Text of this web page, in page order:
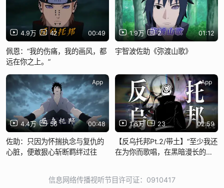
4.9万 42 00:49
佩恩：“我的伤痛，我的画风，都
远在你之上。”
1.9万 2 01:12
宇智波佐助《弥渡山歌》
4.4万 56 00:48
App
佐助：只因为怀揣执念与复仇的
心脏，便敢狠心斩断羁绊过往
1.6万 23 02:59
App
【反乌托邦Pt.2/带土】“至少我还
在为你而歌唱，在黑暗漫长的反
信息网络传播视听节目许可证：0910417